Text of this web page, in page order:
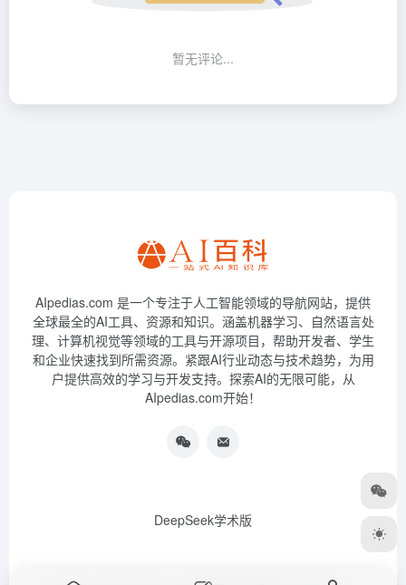
暂无评论...
AIpedias.com 是一个专注于人工智能领域的导航网站，提供
全球最全的AI工具、资源和知识。涵盖机器学习、自然语言处
理、计算机视觉等领域的工具与开源项目，帮助开发者、学生
和企业快速找到所需资源。紧跟AI行业动态与技术趋势，为用
户提供高效的学习与开发支持。探索AI的无限可能，从
AIpedias.com开始！
DeepSeek学术版